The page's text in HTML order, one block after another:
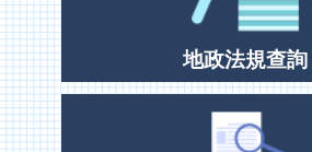
地
政
局
政
府
資
地政法規查詢